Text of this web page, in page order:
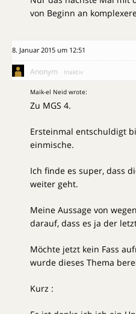
von Beginn an
8. Januar 2015 um 12:51
Anonym Inaktiv
Maik-el Neid wrote:
Zu MGS 4.
Ersteinmal entschuldigt
einmische.
Ich finde es super, dass
weiter geht.
Meine Aussage von
darauf, dass es ja der
Möchte jetzt kein Fass
wurde dieses Thema
Kurz :